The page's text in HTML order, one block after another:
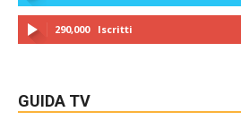
290,000 Iscritti
GUIDA TV